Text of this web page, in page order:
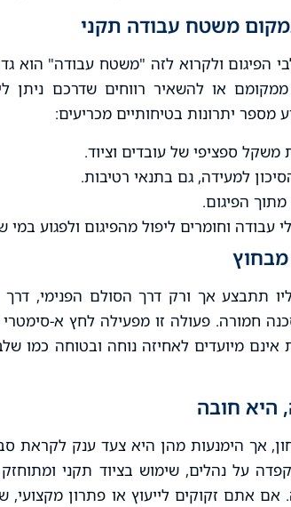
הפיגום ולקרוא לזה "משטח עבודה" הוא
או להשאיר רווחים שדרכם ניתן
מספר יתרונות בטיחותיים מכריעים:
ספציפי של עובדים וציוד.
למעידה, גם בתנאי רטיבות.
הפיגום.
עבודה וחומרים ליפול מהפיגום ולפגוע
תתבצע אך ורק דרך הסולם הפנימי,
חמורה. פעולה זו מפעילה לחץ א-
מיועדים לאחיזה נוחה ובטוחה כמו
היא חובה
אך הימנעות מהן היא צעד ענק לקראת
על נהלים, שימוש בציוד תקני
אתם זקוקים לייעוץ או פתרון מקצועי,